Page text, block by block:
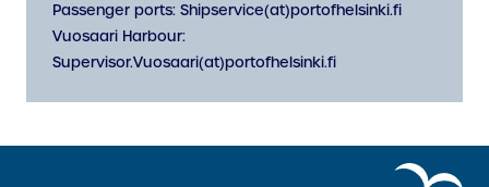
Passenger ports: Shipservice(at)portofhelsinki.fi
Vuosaari Harbour:
Supervisor.Vuosaari(at)portofhelsinki.fi